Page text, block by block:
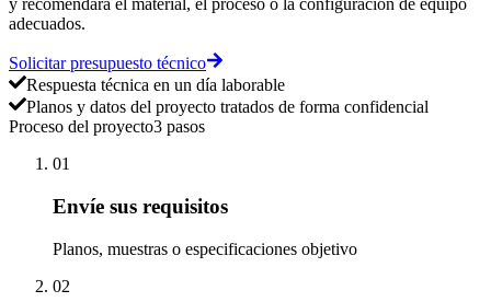
y recomendará el material, el proceso o la configuración de equipo
adecuados.
Solicitar presupuesto técnico
Respuesta técnica en un día laborable
Planos y datos del proyecto tratados de forma confidencial
Proceso del proyecto3 pasos
01
Envíe sus requisitos
Planos, muestras o especificaciones objetivo
02